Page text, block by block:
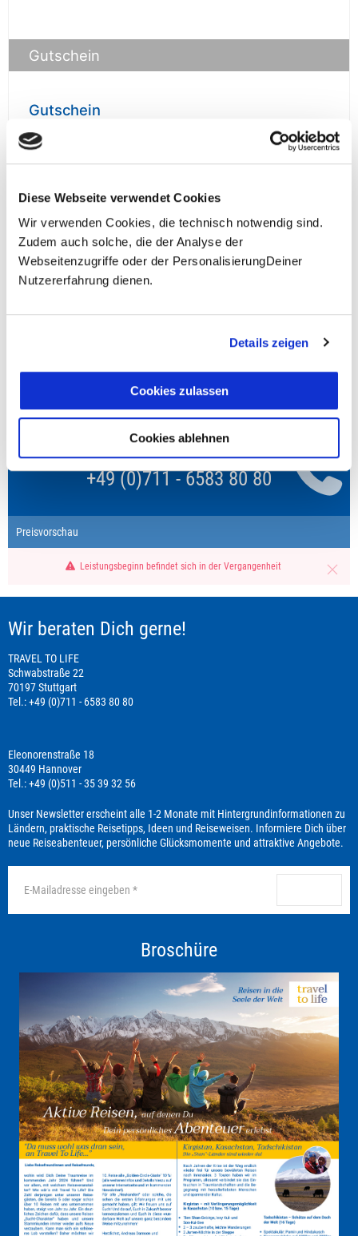
Diese Webseite verwendet Cookies
Wir verwenden Cookies, die technisch notwendig sind.
Zudem auch solche, die der Analyse der
Webseitenzugriffe oder der PersonalisierungDeiner
Nutzererfahrung dienen.
Details zeigen
Cookies zulassen
Cookies ablehnen
Gutschein
Gutschein
prüfen
**Halbes Doppelzimmer: Zwei gleichgeschlechtliche
Personen teilen sich die Unterkunft. Wir berechnen (je
nach Reise) bei Buchung entweder den halben, einen
Finden wir eine/n Partner/in, dann erhältst Du den
Fragen zur Buchung?
+49 (0)711 - 6583 80 80
Preisvorschau
Leistungsbeginn befindet sich in der Vergangenheit
Wir beraten Dich gerne!
TRAVEL TO LIFE
Schwabstraße 22
70197 Stuttgart
Tel.: +49 (0)711 - 6583 80 80
Eleonorenstraße 18
30449 Hannover
Tel.: +49 (0)511 - 35 39 32 56
Unser Newsletter erscheint alle 1-2 Monate mit Hintergrundinformationen zu
Ländern, praktische Reisetipps, Ideen und Reiseweisen. Informiere Dich über
neue Reiseabenteuer, persönliche Glücksmomente und attraktive Angebote.
Broschüre